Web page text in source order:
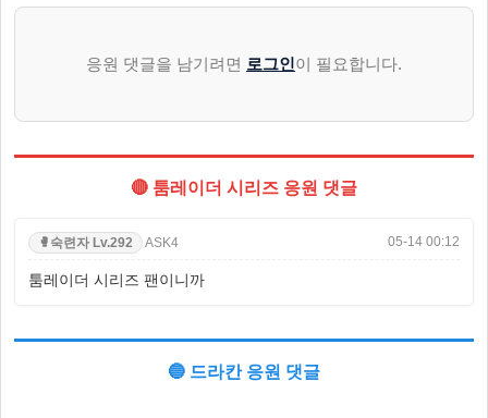
응원 댓글을 남기려면 로그인이 필요합니다.
🔴 툼레이더 시리즈 응원 댓글
🥊 숙련자 Lv.292 ASK4 05-14 00:12
툼레이더 시리즈 팬이니까
🔵 드라칸 응원 댓글